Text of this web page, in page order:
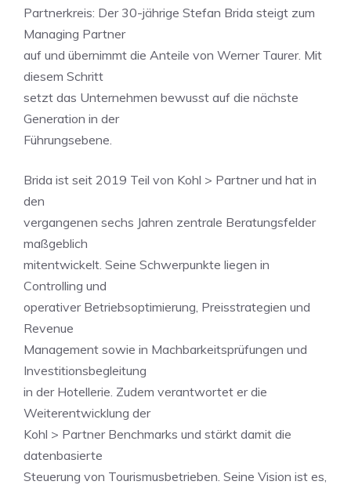
Partnerkreis: Der 30-jährige Stefan Brida steigt zum
Managing Partner
auf und übernimmt die Anteile von Werner Taurer. Mit
diesem Schritt
setzt das Unternehmen bewusst auf die nächste
Generation in der
Führungsebene.
Brida ist seit 2019 Teil von Kohl > Partner und hat in
den
vergangenen sechs Jahren zentrale Beratungsfelder
maßgeblich
mitentwickelt. Seine Schwerpunkte liegen in
Controlling und
operativer Betriebsoptimierung, Preisstrategien und
Revenue
Management sowie in Machbarkeitsprüfungen und
Investitionsbegleitung
in der Hotellerie. Zudem verantwortet er die
Weiterentwicklung der
Kohl > Partner Benchmarks und stärkt damit die
datenbasierte
Steuerung von Tourismusbetrieben. Seine Vision ist es,